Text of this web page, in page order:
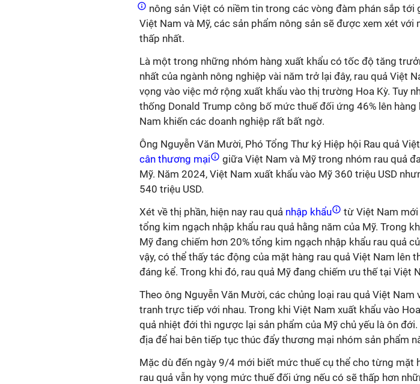
nông sản Việt có niềm tin trong các vòng đàm phán sắp tới
Việt Nam và Mỹ, các sản phẩm nông sản sẽ được xem xét với
thấp nhất.
Là một trong những nhóm hàng xuất khẩu có tốc độ tăng
nhất của ngành nông nghiệp vài năm trở lại đây, rau quả Việt
vọng vào việc mở rộng xuất khẩu vào thị trường Hoa Kỳ. Tuy
thống Donald Trump công bố mức thuế đối ứng 46% lên hàng
Nam khiến các doanh nghiệp rất bất ngờ.
Ông Nguyễn Văn Mười, Phó Tổng Thư ký Hiệp hội Rau quả
cân thương mại
giữa Việt Nam và Mỹ trong nhóm rau quả
Mỹ. Năm 2024, Việt Nam xuất khẩu vào Mỹ 360 triệu USD
540 triệu USD.
Xét về thị phần, hiện nay rau quả nhập khẩu
từ Việt Nam mới
tổng kim ngạch nhập khẩu rau quả hằng năm của Mỹ. Trong
Mỹ đang chiếm hơn 20% tổng kim ngạch nhập khẩu rau quả
vậy, có thể thấy tác động của mặt hàng rau quả Việt Nam lên
đáng kể. Trong khi đó, rau quả Mỹ đang chiếm ưu thế tại Việt
Theo ông Nguyễn Văn Mười, các chủng loại rau quả Việt Nam
tranh trực tiếp với nhau. Trong khi Việt Nam xuất khẩu vào
quả nhiệt đới thì ngược lại sản phẩm của Mỹ chủ yếu là ôn
địa để hai bên tiếp tục thúc đẩy thương mại nhóm sản phẩm
Mặc dù đến ngày 9/4 mới biết mức thuế cụ thể cho từng mặt
rau quả vẫn hy vọng mức thuế đối ứng nếu có sẽ thấp hơn